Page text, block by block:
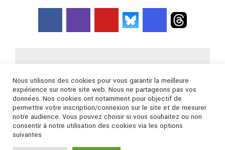
Connexion
Nous utilisons des cookies pour vous garantir la meilleure
expérience sur notre site web. Nous ne partageons pas vos
données. Nos cookies ont notamment pour objectif de
permettre votre inscription/connexion sur le site et de mesurer
notre audience. Vous pouvez choisir si vous souhaitez ou non
consentir à notre utilisation des cookies via les options
suivantes